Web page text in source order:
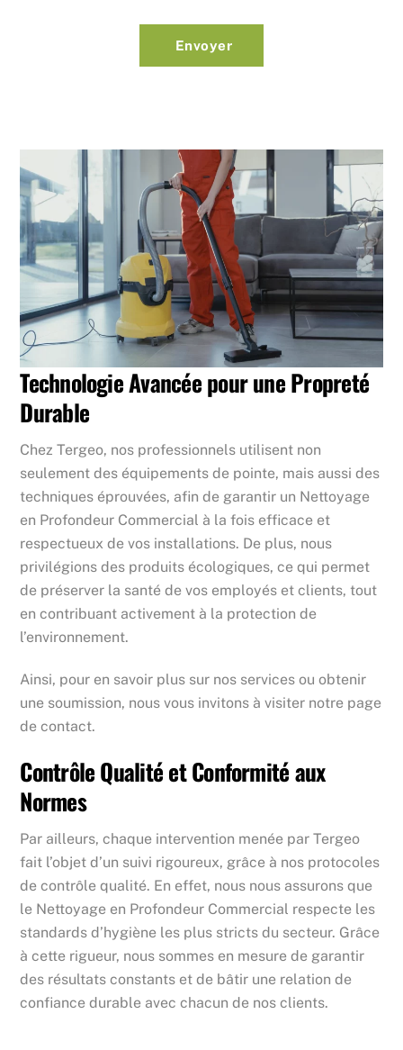
Envoyer
Technologie Avancée pour une Propreté
Durable
Chez Tergeo, nos professionnels utilisent non
seulement des équipements de pointe, mais aussi des
techniques éprouvées, afin de garantir un Nettoyage
en Profondeur Commercial à la fois efficace et
respectueux de vos installations. De plus, nous
privilégions des produits écologiques, ce qui permet
de préserver la santé de vos employés et clients, tout
en contribuant activement à la protection de
l’environnement.
Ainsi, pour en savoir plus sur nos services ou obtenir
une soumission, nous vous invitons à visiter notre page
de contact.
Contrôle Qualité et Conformité aux
Normes
Par ailleurs, chaque intervention menée par Tergeo
fait l’objet d’un suivi rigoureux, grâce à nos protocoles
de contrôle qualité. En effet, nous nous assurons que
le Nettoyage en Profondeur Commercial respecte les
standards d’hygiène les plus stricts du secteur. Grâce
à cette rigueur, nous sommes en mesure de garantir
des résultats constants et de bâtir une relation de
confiance durable avec chacun de nos clients.